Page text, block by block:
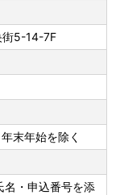
。
たします。
内容をご確認く
街5-14-7F
末年始を除く
名・申込番号を添